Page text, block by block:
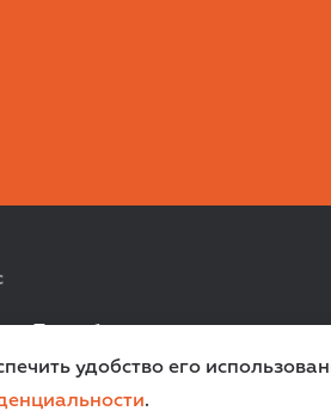
Вишневского, д. 12a
удобство его
.